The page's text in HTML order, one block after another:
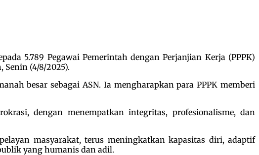
5.789 Pegawai Pemerintah dengan Perjanjian Kerja (PPPK)
(4/8/2025).
besar sebagai ASN. Ia mengharapkan para PPPK memberi
dengan menempatkan integritas, profesionalisme, dan
masyarakat, terus meningkatkan kapasitas diri, adaptif
yang humanis dan adil.